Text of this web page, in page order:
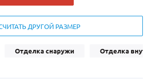
ДРУГОЙ РАЗМЕР
Отделка снаружи Отделка